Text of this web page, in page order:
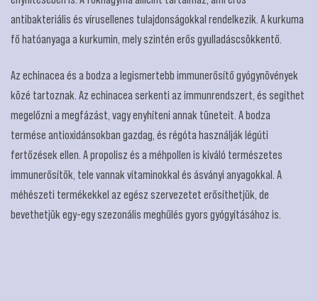
antibakteriális és vírusellenes tulajdonságokkal rendelkezik. A kurkuma
fő hatóanyaga a kurkumin, mely szintén erős gyulladáscsökkentő.
Az echinacea és a bodza a legismertebb immunerősítő gyógynövények
közé tartoznak. Az echinacea serkenti az immunrendszert, és segíthet
megelőzni a megfázást, vagy enyhíteni annak tüneteit. A bodza
termése antioxidánsokban gazdag, és régóta használják légúti
fertőzések ellen. A propolisz és a méhpollen is kiváló természetes
immunerősítők, tele vannak vitaminokkal és ásványi anyagokkal. A
méhészeti termékekkel az egész szervezetet erősíthetjük, de
bevethetjük egy-egy szezonális meghűlés gyors gyógyításához is.